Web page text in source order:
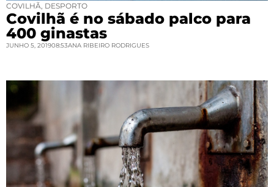
COVILHÃ DESPORTO
Covilhã é no sábado palco para
400 ginastas
JUNHO 5, 201908:53ANA RIBEIRO RODRIGUES